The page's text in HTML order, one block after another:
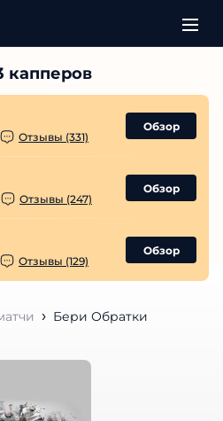
Отзывы (331)
Обзор
Отзывы (247)
Обзор
Отзывы (129)
Обзор
Бери Обратки